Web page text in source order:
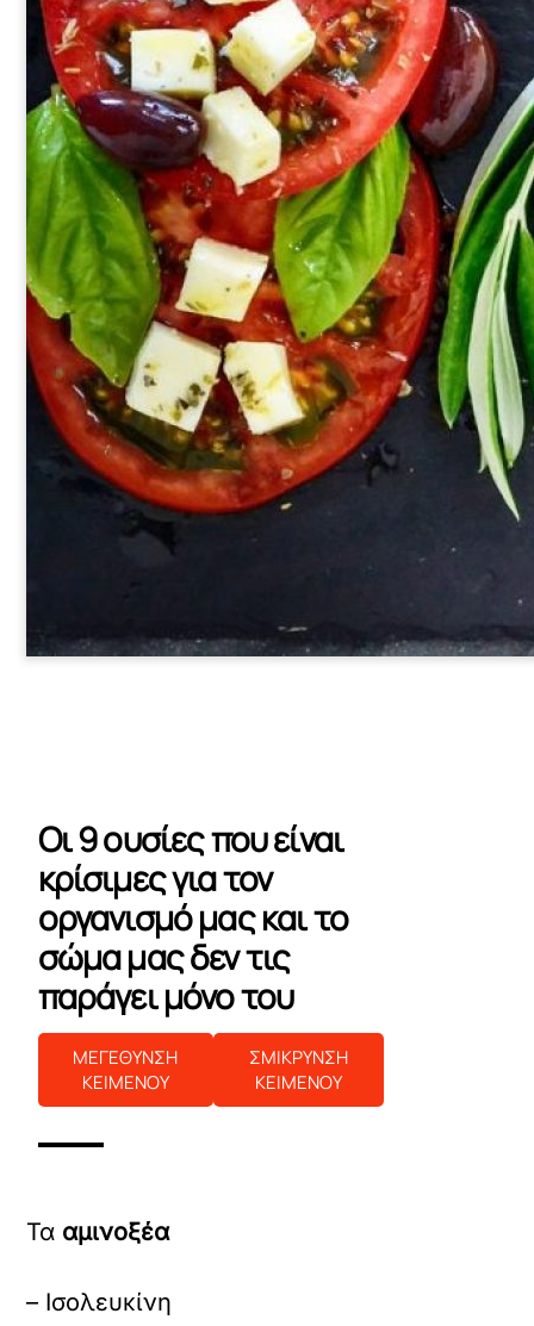
Οι 9 ουσίες που είναι
κρίσιμες για τον
οργανισμό μας και το
σώμα μας δεν τις
παράγει μόνο του
ΜΕΓΕΘΥΝΣΗ
ΚΕΙΜΕΝΟΥ
ΣΜΙΚΡΥΝΣΗ
ΚΕΙΜΕΝΟΥ
Τα αμινοξέα
– Ισολευκίνη